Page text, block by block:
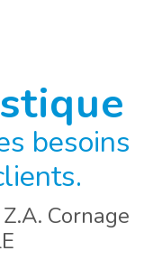
besoins
Cornage